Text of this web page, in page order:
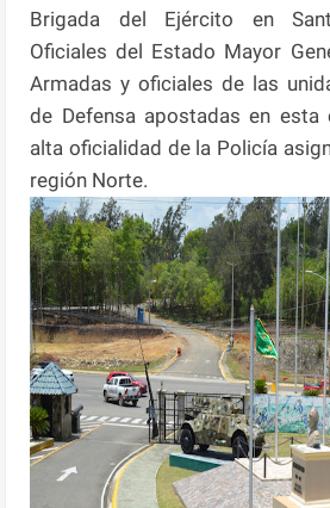
Brigada del Ejército en
Oficiales del Estado Mayor
Armadas y oficiales de las
de Defensa apostadas en esta
alta oficialidad de la Policía
región Norte.